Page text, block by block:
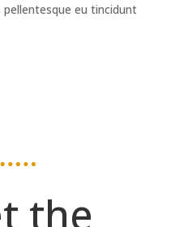
eu tincidunt
the